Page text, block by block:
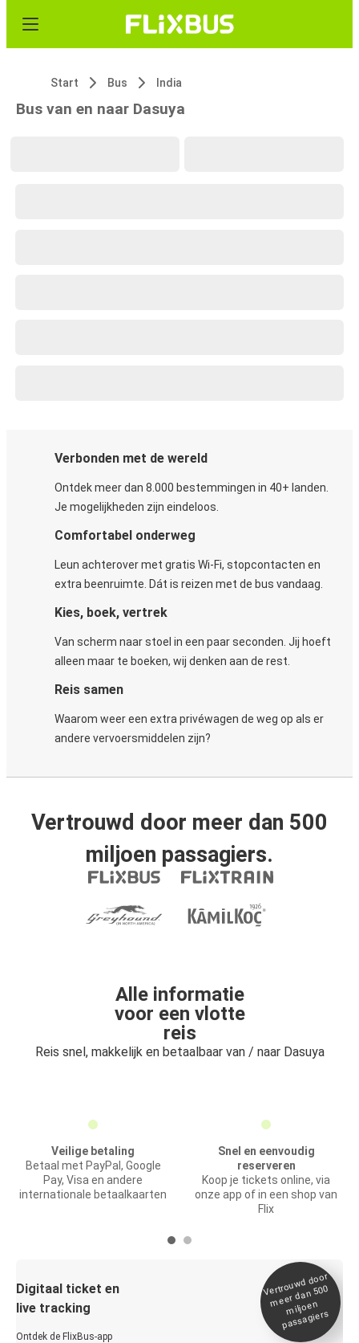
Start Bus India
Bus van en naar Dasuya
Verbonden met de wereld
Ontdek meer dan 8.000 bestemmingen in 40+ landen.
Je mogelijkheden zijn eindeloos.
Comfortabel onderweg
Leun achterover met gratis Wi-Fi, stopcontacten en
extra beenruimte. Dát is reizen met de bus vandaag.
Kies, boek, vertrek
Van scherm naar stoel in een paar seconden. Jij hoeft
alleen maar te boeken, wij denken aan de rest.
Reis samen
Waarom weer een extra privéwagen de weg op als er
andere vervoersmiddelen zijn?
Vertrouwd door meer dan 500
miljoen passagiers.
Alle informatie
voor een vlotte
reis
Reis snel, makkelijk en betaalbaar van / naar Dasuya
Veilige betaling
Betaal met PayPal, Google
Pay, Visa en andere
internationale betaalkaarten
Snel en eenvoudig
reserveren
Koop je tickets online, via
onze app of in een shop van
Flix
Digitaal ticket en
live tracking
Ontdek de FlixBus-app
Vertrou
wd door
meer dan 500
miljoen
passagiers